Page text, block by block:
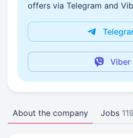
offers via Telegram and
Viber
About the company Jobs 119